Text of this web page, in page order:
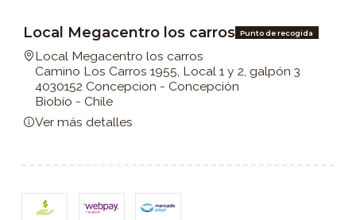
Local Megacentro los carros Punto de recogida
Local Megacentro los carros
Camino Los Carros 1955, Local 1 y 2, galpón 3
4030152 Concepcion - Concepción
Biobío - Chile
Ver más detalles